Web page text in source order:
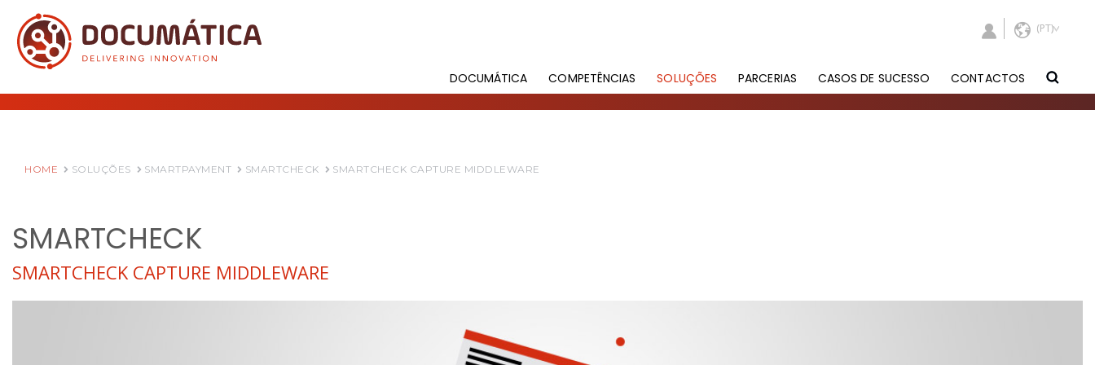
DOCUMÁTICA COMPETÊNCIAS SOLUÇÕES PARCERIAS CASOS DE SUCESSO CONTACTOS
HOME SOLUÇÕES SMARTPAYMENT SMARTCHECK SMARTCHECK CAPTURE MIDDLEWARE
SMARTCHECK
SMARTCHECK CAPTURE MIDDLEWARE